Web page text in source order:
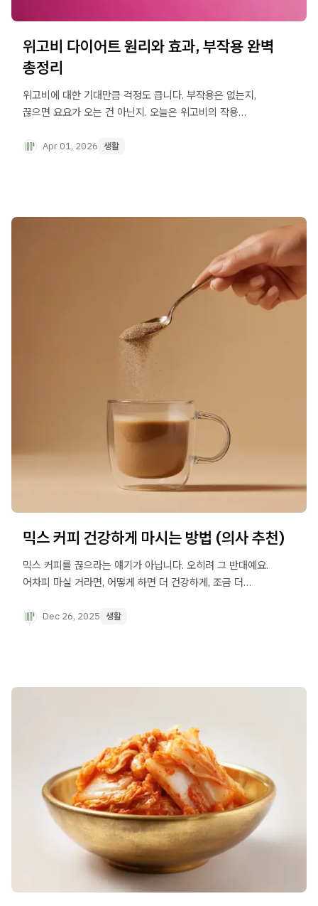
위고비 다이어트 원리와 효과, 부작용 완벽
총정리
위고비에 대한 기대만큼 걱정도 큽니다. 부작용은 없는지,
끊으면 요요가 오는 건 아닌지. 오늘은 위고비의 작용
체중 관리의 보이지 않는 퍼즐 조각을 함께
Apr 01, 2026 생활
믹스 커피 건강하게 마시는 방법 (의사 추천)
믹스 커피를 끊으라는 얘기가 아닙니다. 오히려 그 반대예요.
어차피 마실 거라면, 어떻게 하면 더 건강하게, 조금 더
즐길 수 있는 방법에 대한 이야기입니다.
Dec 26, 2025 생활